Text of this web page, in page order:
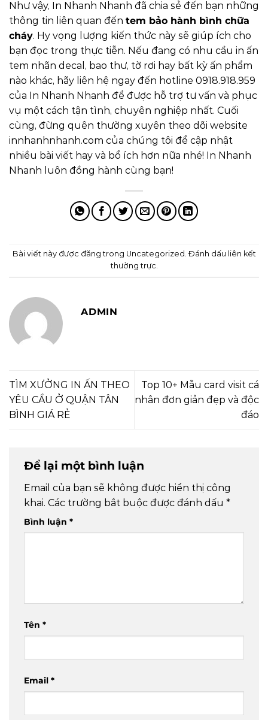
Như vậy, In Nhanh Nhanh đã chia sẻ đến bạn những
thông tin liên quan đến tem bảo hành bình chữa
cháy. Hy vọng lượng kiến thức này sẽ giúp ích cho
bạn đọc trong thực tiễn. Nếu đang có nhu cầu in ấn
tem nhãn decal, bao thư, tờ rơi hay bất kỳ ấn phẩm
nào khác, hãy liên hệ ngay đến hotline 0918.918.959
của In Nhanh Nhanh để được hỗ trợ tư vấn và phục
vụ một cách tận tình, chuyên nghiệp nhất. Cuối
cùng, đừng quên thường xuyên theo dõi website
innhanhnhanh.com của chúng tôi để cập nhật
nhiều bài viết hay và bổ ích hơn nữa nhé! In Nhanh
Nhanh luôn đồng hành cùng bạn!
Bài viết này được đăng trong Uncategorized . Đánh dấu liên kết
thường trực
ADMIN
TÌM XƯỞNG IN ẤN THEO
YÊU CẦU Ở QUẬN TÂN
BÌNH GIÁ RẺ
Top 10+ Mẫu card visit cá
nhân đơn giản đẹp và độc
đáo
Để lại một bình luận
Email của bạn sẽ không được hiển thị công
khai. Các trường bắt buộc được đánh dấu *
Bình luận *
Tên *
Email *